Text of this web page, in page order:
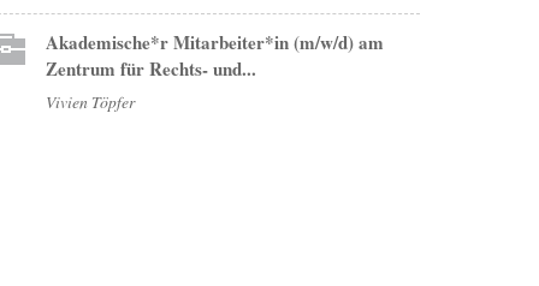
Akademische*r Mitarbeiter*in (m/w/d) am
Zentrum für Rechts- und...
Vivien Töpfer